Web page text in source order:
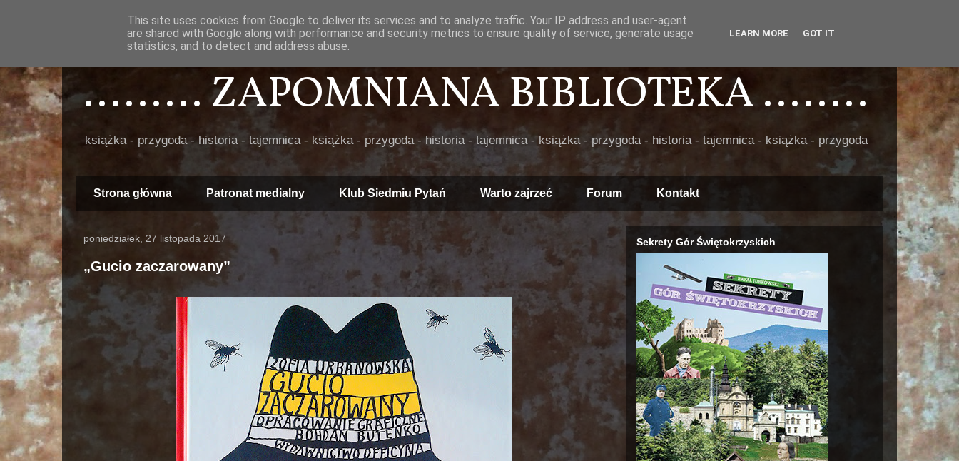
......... ZAPOMNIANA BIBLIOTEKA ........
książka - przygoda - historia - tajemnica - książka - przygoda - historia - tajemnica - książka - przygoda - historia - tajemnica - książka - przygoda
Strona główna Patronat medialny Klub Siedmiu Pytań Warto zajrzeć Forum Kontakt
poniedziałek, 27 listopada 2017
„Gucio zaczarowany”
Sekrety Gór Świętokrzyskich
This site uses cookies from Google to deliver its services and to analyze traffic. Your IP address and user-agent
are shared with Google along with performance and security metrics to ensure quality of service, generate usage
statistics, and to detect and address abuse.
LEARN MORE GOT IT